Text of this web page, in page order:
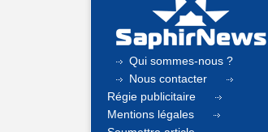
Qui sommes-nous ?
Nous contacter
Régie publicitaire
Mentions légales